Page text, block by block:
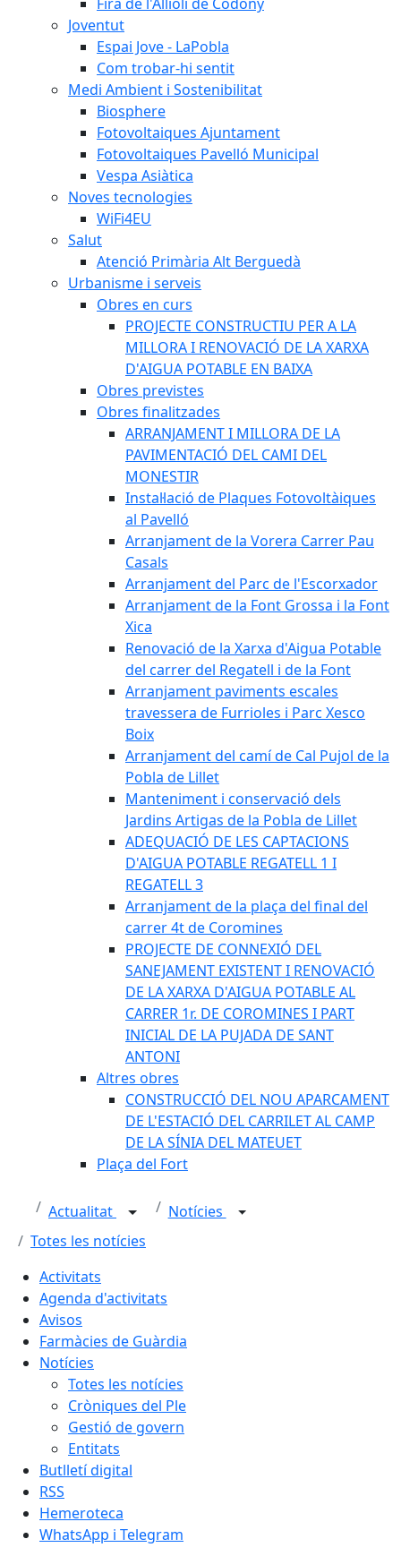
Joventut
Espai Jove - LaPobla
Com trobar-hi sentit
Medi Ambient i Sostenibilitat
Biosphere
Fotovoltaiques Ajuntament
Fotovoltaiques Pavelló Municipal
Vespa Asiàtica
Noves tecnologies
WiFi4EU
Salut
Atenció Primària Alt Berguedà
Urbanisme i serveis
Obres en curs
PROJECTE CONSTRUCTIU PER A LA
MILLORA I RENOVACIÓ DE LA XARXA
D'AIGUA POTABLE EN BAIXA
Obres previstes
Obres finalitzades
ARRANJAMENT I MILLORA DE LA
PAVIMENTACIÓ DEL CAMI DEL
MONESTIR
Instal·lació de Plaques Fotovoltàiques
al Pavelló
Arranjament de la Vorera Carrer Pau
Casals
Arranjament del Parc de l'Escorxador
Arranjament de la Font Grossa i la Font
Xica
Renovació de la Xarxa d'Aigua Potable
del carrer del Regatell i de la Font
Arranjament paviments escales
travessera de Furrioles i Parc Xesco
Boix
Arranjament del camí de Cal Pujol de la
Pobla de Lillet
Manteniment i conservació dels
Jardins Artigas de la Pobla de Lillet
ADEQUACIÓ DE LES CAPTACIONS
D'AIGUA POTABLE REGATELL 1 I
REGATELL 3
Arranjament de la plaça del final del
carrer 4t de Coromines
PROJECTE DE CONNEXIÓ DEL
SANEJAMENT EXISTENT I RENOVACIÓ
DE LA XARXA D'AIGUA POTABLE AL
CARRER 1r. DE COROMINES I PART
INICIAL DE LA PUJADA DE SANT
ANTONI
Altres obres
CONSTRUCCIÓ DEL NOU APARCAMENT
DE L'ESTACIÓ DEL CARRILET AL CAMP
DE LA SÍNIA DEL MATEUET
Plaça del Fort
Actualitat
Notícies
Totes les notícies
Activitats
Agenda d'activitats
Avisos
Farmàcies de Guàrdia
Notícies
Totes les notícies
Cròniques del Ple
Gestió de govern
Entitats
Butlletí digital
RSS
Hemeroteca
WhatsApp i Telegram